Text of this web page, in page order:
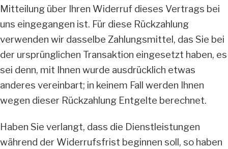
Mitteilung über Ihren Widerruf dieses Vertrags bei
uns eingegangen ist. Für diese Rückzahlung
verwenden wir dasselbe Zahlungsmittel, das Sie bei
der ursprünglichen Transaktion eingesetzt haben, es
sei denn, mit Ihnen wurde ausdrücklich etwas
anderes vereinbart; in keinem Fall werden Ihnen
wegen dieser Rückzahlung Entgelte berechnet.
Haben Sie verlangt, dass die Dienstleistungen
während der Widerrufsfrist beginnen soll, so haben